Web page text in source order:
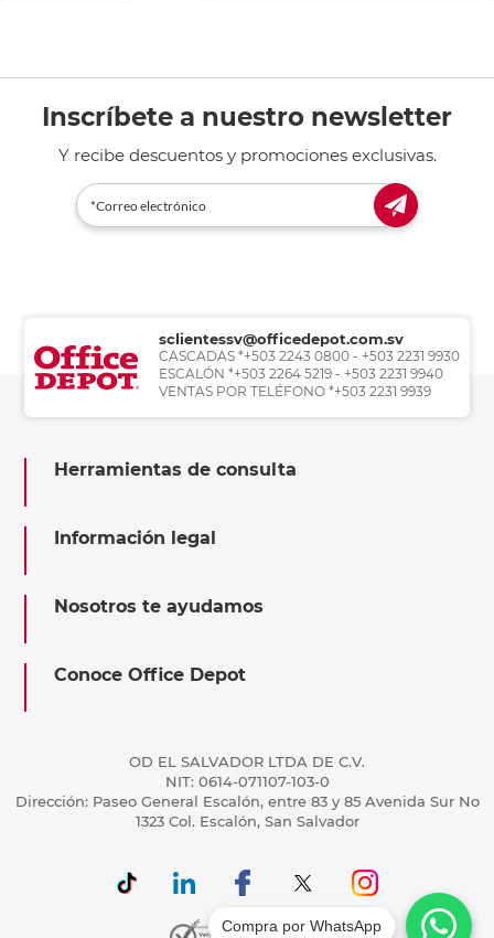
Inscríbete a nuestro newsletter
Y recibe descuentos y promociones exclusivas.
sclientessv@officedepot.com.sv
CASCADAS *+503 2243 0800 - +503 2231 9930
ESCALÓN *+503 2264 5219 - +503 2231 9940
VENTAS POR TELÉFONO *+503 2231 9939
Herramientas de consulta
Información legal
Nosotros te ayudamos
Conoce Office Depot
OD EL SALVADOR LTDA DE C.V.
NIT: 0614-071107-103-0
Dirección: Paseo General Escalón, entre 83 y 85 Avenida Sur No
1323 Col. Escalón, San Salvador
Compra por WhatsApp